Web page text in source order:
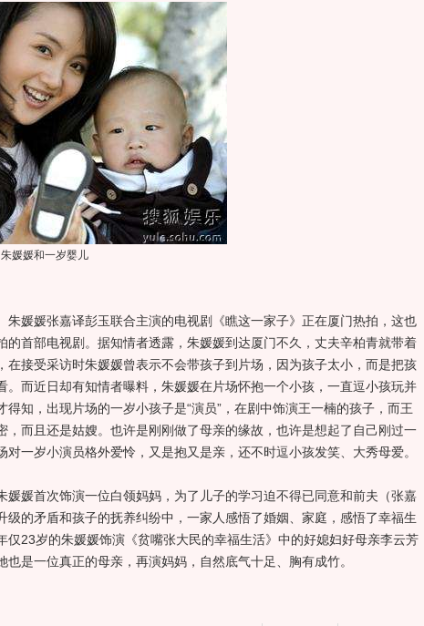
朱媛媛和一岁婴儿
媛媛张嘉译彭玉联合主演的电视剧《瞧这一家子》正在厦门热拍，这也
的首部电视剧。据知情者透露，朱媛媛到达厦门不久，丈夫辛柏青就带着
在接受采访时朱媛媛曾表示不会带孩子到片场，因为孩子太小，而是把孩
。而近日却有知情者曝料，朱媛媛在片场怀抱一个小孩，一直逗小孩玩并
得知，出现片场的一岁小孩子是“演员”，在剧中饰演王一楠的孩子，而王
，而且还是姑嫂。也许是刚刚做了母亲的缘故，也许是想起了自己刚过一
对一岁小演员格外爱怜，又是抱又是亲，还不时逗小孩发笑、大秀母爱。
媛首次饰演一位白领妈妈，为了儿子的学习迫不得已同意和前夫（张嘉
级的矛盾和孩子的抚养纠纷中，一家人感悟了婚姻、家庭，感悟了幸福生
仅23岁的朱媛媛饰演《贫嘴张大民的幸福生活》中的好媳妇好母亲李云芳
也是一位真正的母亲，再演妈妈，自然底气十足、胸有成竹。